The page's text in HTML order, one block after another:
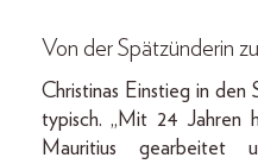
Von der Spätzünderin
Christinas Einstieg in den
typisch. „Mit 24
Mauritius gearbeitet